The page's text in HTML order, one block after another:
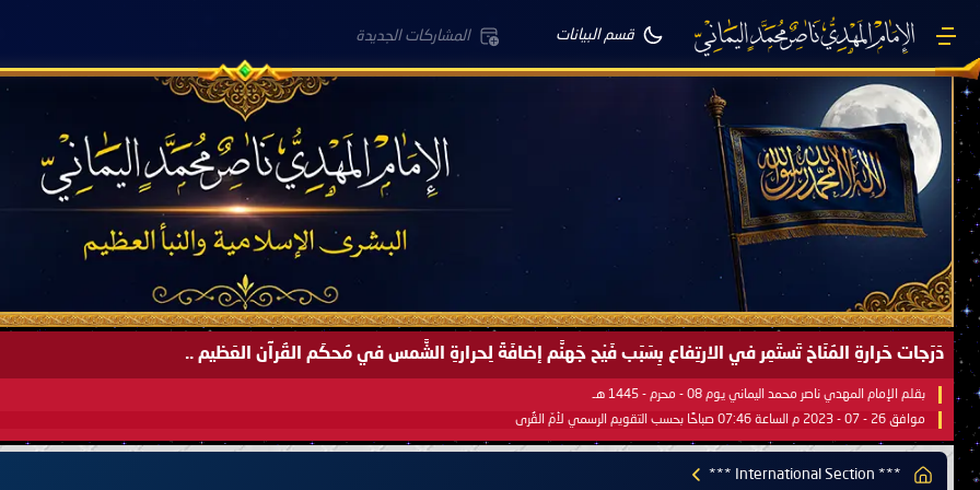
قسم البيانات المشاركات الجديدة
صَيْفُ سَقَرَ يَبدأُ في اجتياحِ شِتاءِ القُطبِ الشَّمالي كَما وعَدناكُم بالحقِّ لعَامِكم هذا (1445 هـ) ..
بقلم الإمام المهدي ناصر محمد اليماني يوم 18 - جمادى الآخرة - 1445 هـ
موافق 31 - 12 - 2023 م الساعة 07:44 صباحًا بحسب التقويم الرسمي لأمّ القُرى
*** International Section ***